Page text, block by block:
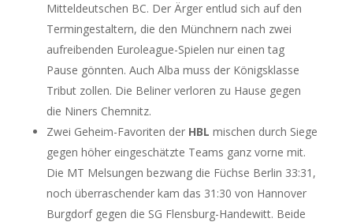
Mitteldeutschen BC. Der Ärger entlud sich auf den
Termingestaltern, die den Münchnern nach zwei
aufreibenden Euroleague-Spielen nur einen tag
Pause gönnten. Auch Alba muss der Königsklasse
Tribut zollen. Die Beliner verloren zu Hause gegen
die Niners Chemnitz.
Zwei Geheim-Favoriten der HBL mischen durch Siege
gegen höher eingeschätzte Teams ganz vorne mit.
Die MT Melsungen bezwang die Füchse Berlin 33:31,
noch überraschender kam das 31:30 von Hannover
Burgdorf gegen die SG Flensburg-Handewitt. Beide